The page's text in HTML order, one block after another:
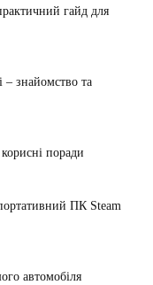
гайд для
– знайомство та
поради
ПК Steam
автомобіля